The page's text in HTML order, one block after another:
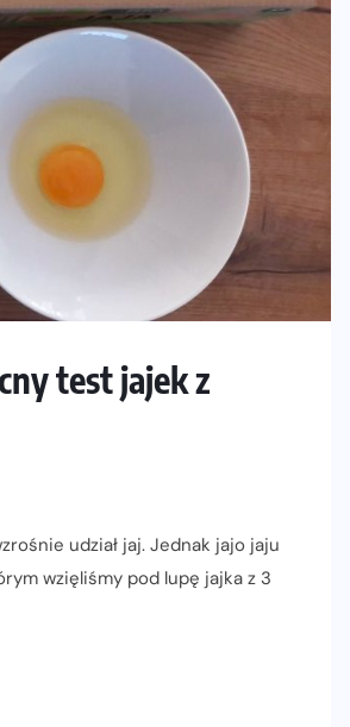
test jajek z
udział jaj. Jednak jajo jaju
wzięliśmy pod lupę jajka z 3